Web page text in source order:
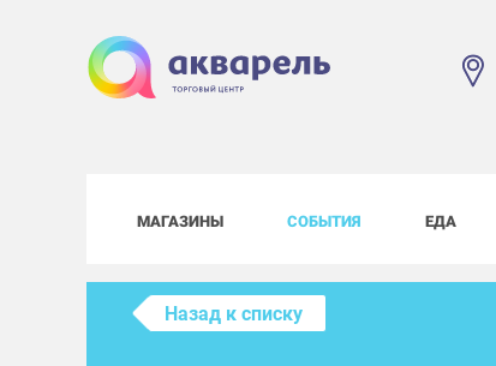
МАГАЗИНЫ СОБЫТИЯ ЕДА
Назад к списку